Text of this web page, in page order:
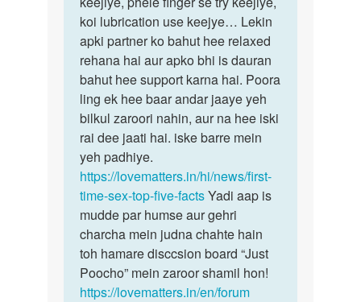
lund
bhot
he
mota
aur
by
rinku
hoti
hai
aur
koi lubrication use keejye… Lekin
apki partner ko bahut hee relaxed
rehana hai aur apko bhi is dauran
bahut hee support karna hai. Poora
ling ek hee baar andar jaaye yeh
bilkul zaroori nahin, aur na hee iski
rai dee jaati hai. iske barre mein
yeh padhiye.
https://lovematters.in/hi/news/first-
time-sex-top-five-factsYadi aap is
mudde par humse aur gehri
charcha mein judna chahte hain
toh hamare disccsion board “Just
Poocho” mein zaroor shamil hon!
https://lovematters.in/en/forum